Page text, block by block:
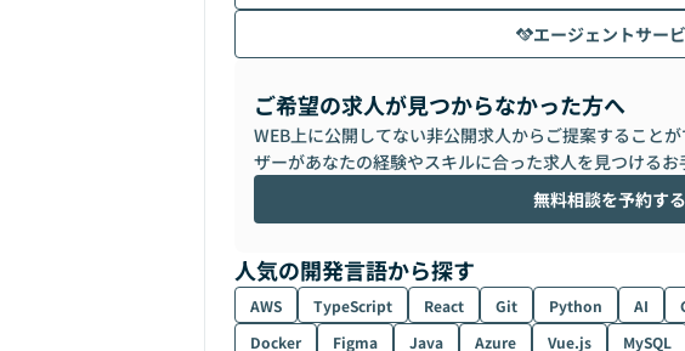
エージェントサー
ご希望の求人が見つからなかった方へ
WEB上に公開してない非公開求人からご提案すること
ザーがあなたの経験やスキルに合った求人を見つけるお
無料相談を予約する
人気の開発言語から探す
AWS TypeScript React Git Python AI
Docker
Figma Java Azure Vue.js MySQL